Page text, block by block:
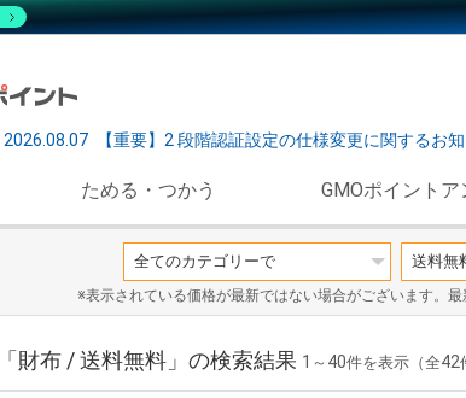
2026.08.07 【重要】2 段階認証設定の仕様変更に関するお
ためる・つかう GMOポイントア
※表示されている価格が最新ではない場合がございます。
「財布 / 送料無料」の検索結果 1 ～ 40件を表示（全42